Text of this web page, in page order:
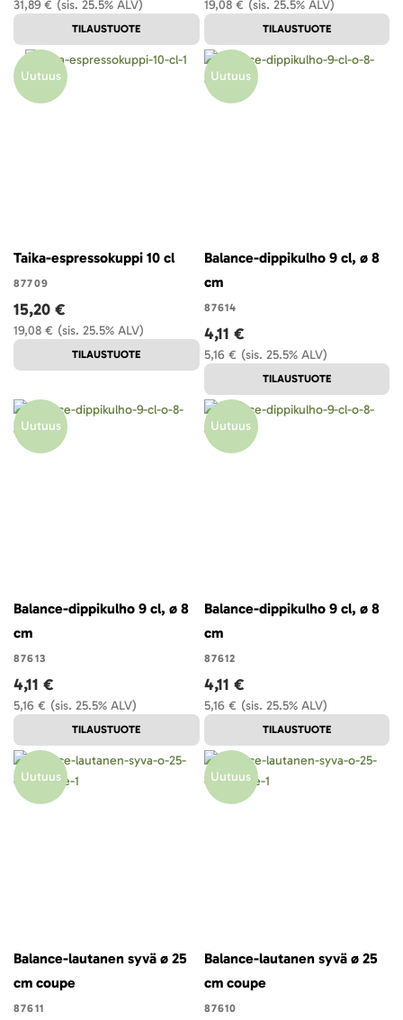
(sis. 25.5% ALV)
31,89 €
TILAUSTUOTE
(sis. 25.5% ALV)
19,08 €
TILAUSTUOTE
Uutuus
Taika-espressokuppi 10 cl
87709
(sis. 25.5% ALV)
19,08 €
15,20 €
TILAUSTUOTE
Uutuus
Balance-dippikulho 9 cl, ø 8
cm
87614
(sis. 25.5% ALV)
5,16 €
4,11 €
TILAUSTUOTE
Uutuus
Balance-dippikulho 9 cl, ø 8
cm
87613
(sis. 25.5% ALV)
5,16 €
4,11 €
TILAUSTUOTE
Uutuus
Balance-dippikulho 9 cl, ø 8
cm
87612
(sis. 25.5% ALV)
5,16 €
4,11 €
TILAUSTUOTE
Uutuus
Balance-lautanen syvä ø 25
cm coupe
87611
Uutuus
Balance-lautanen syvä ø 25
cm coupe
87610